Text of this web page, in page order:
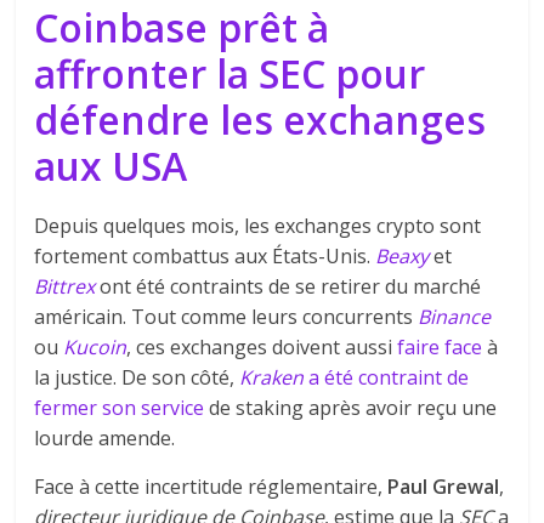
Coinbase prêt à
affronter la SEC pour
défendre les exchanges
aux USA
Depuis quelques mois, les exchanges crypto sont
fortement combattus aux États-Unis. Beaxyet
Bittrexont été contraints de se retirer du marché
américain. Tout comme leurs concurrents Binance
ou Kucoin, ces exchanges doivent aussifaireface à
la justice. De son côté, Krakena été contraint de
fermer son service de staking après avoir reçu une
lourde amende.
Face à cette incertitude réglementaire, Paul Grewal,
directeur juridique de Coinbase, estime que la SECa